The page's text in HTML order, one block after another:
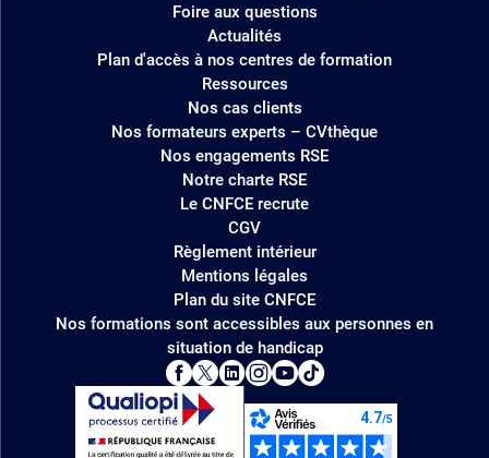
Foire aux questions
Actualités
Plan d'accès à nos centres de formation
Ressources
Nos cas clients
Nos formateurs experts – CVthèque
Nos engagements RSE
Notre charte RSE
Le CNFCE recrute
CGV
Règlement intérieur
Mentions légales
Plan du site CNFCE
Nos formations sont accessibles aux personnes en
situation de handicap